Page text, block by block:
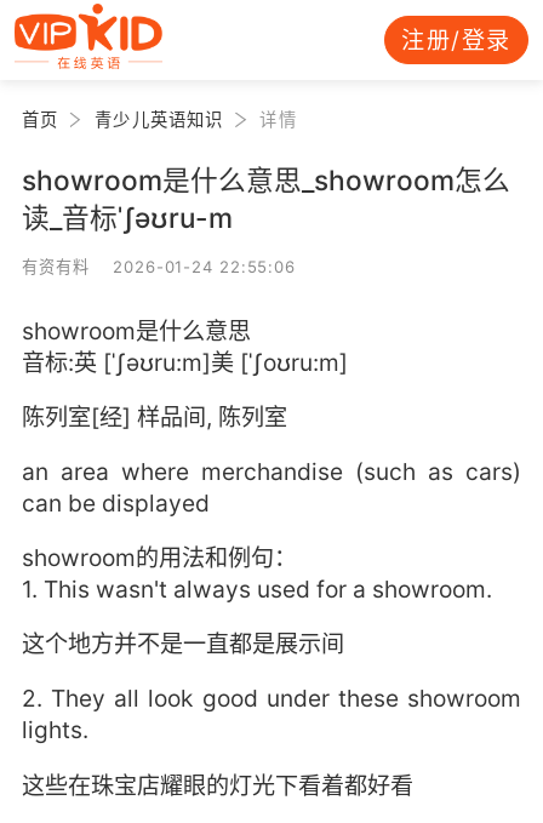
注册/登录
首页 青少儿英语知识 详情
showroom是什么意思_showroom怎么
读_音标ˈʃəʊru-m
有资有料 2026-01-24 22:55:06
showroom是什么意思
音标:英 [ˈʃəʊru:m]美 [ˈʃoʊru:m]
陈列室[经] 样品间, 陈列室
an area where merchandise (such as cars)
can be displayed
showroom的用法和例句：
1. This wasn't always used for a showroom.
这个地方并不是一直都是展示间
2. They all look good under these showroom
lights.
这些在珠宝店耀眼的灯光下看着都好看